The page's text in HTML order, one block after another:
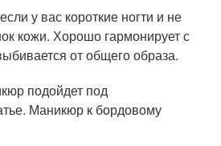
у вас короткие ногти и не
кожи. Хорошо гармонирует с
от общего образа.